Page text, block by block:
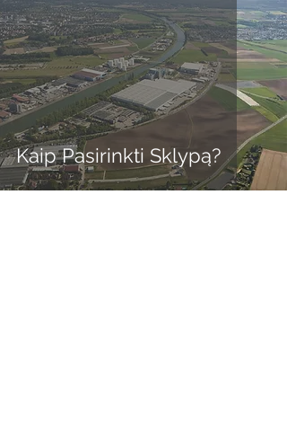
Kaip Pasirinkti Sklypą?